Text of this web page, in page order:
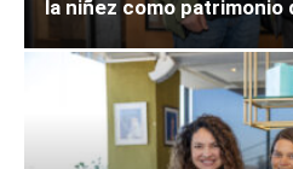
la niñez como patrimonio